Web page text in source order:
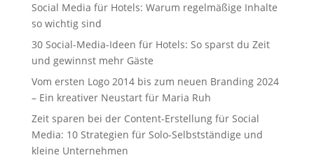
Social Media für Hotels: Warum regelmäßige Inhalte
so wichtig sind
30 Social-Media-Ideen für Hotels: So sparst du Zeit
und gewinnst mehr Gäste
Vom ersten Logo 2014 bis zum neuen Branding 2024
– Ein kreativer Neustart für Maria Ruh
Zeit sparen bei der Content-Erstellung für Social
Media: 10 Strategien für Solo-Selbstständige und
kleine Unternehmen